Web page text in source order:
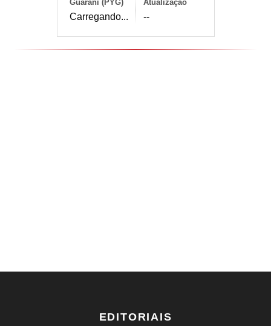
Guarani (PYG)
Carregando...
Atualização
--
EDITORIAIS